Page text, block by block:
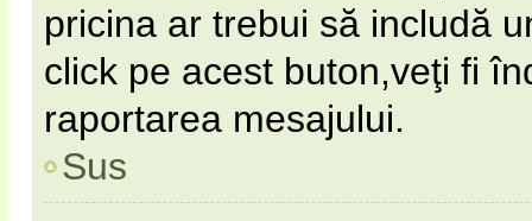
pricina ar trebui să includă
click pe acest buton,veţi fi
raportarea mesajului.
Sus